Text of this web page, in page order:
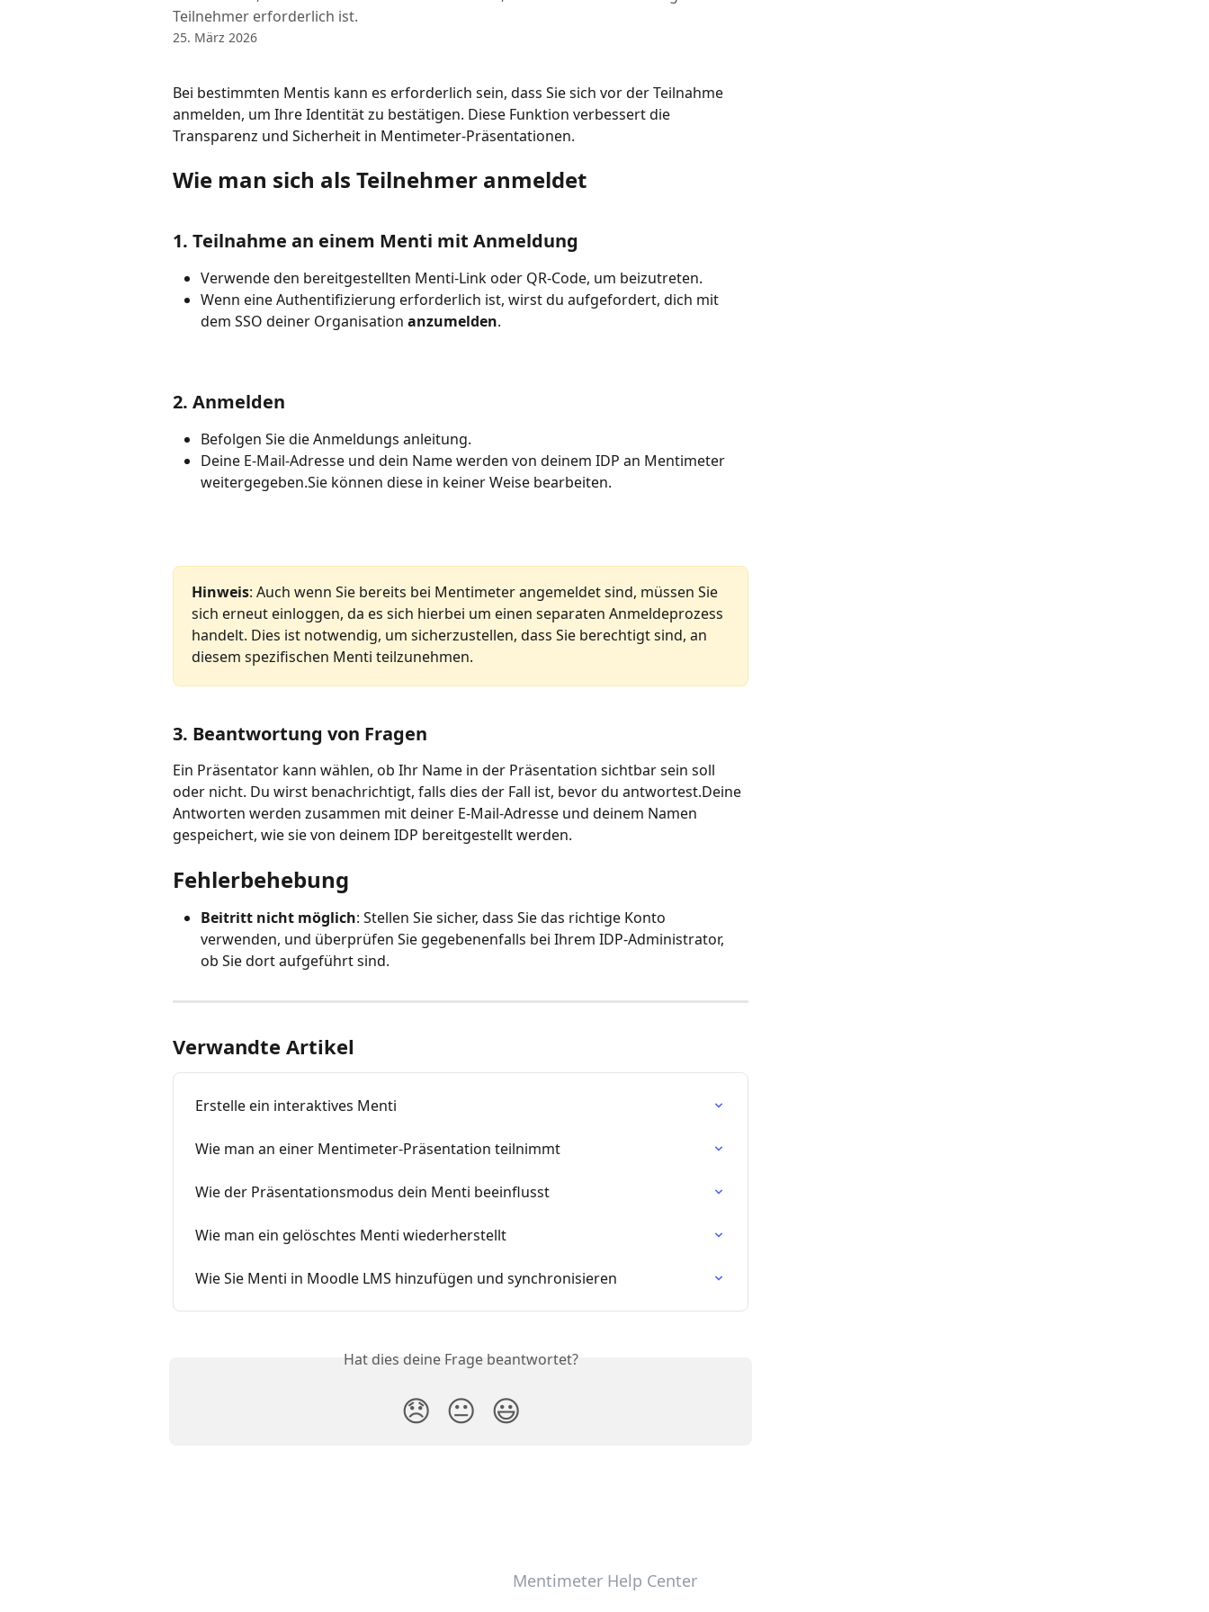
Teilnehmer erforderlich ist.
25. März 2026
Bei bestimmten Mentis kann es erforderlich sein, dass Sie sich vor der Teilnahme
anmelden, um Ihre Identität zu bestätigen. Diese Funktion verbessert die
Transparenz und Sicherheit in Mentimeter-Präsentationen.
Wie man sich als Teilnehmer anmeldet
1. Teilnahme an einem Menti mit Anmeldung
Verwende den bereitgestellten Menti-Link oder QR-Code, um beizutreten.
Wenn eine Authentifizierung erforderlich ist, wirst du aufgefordert, dich mit
dem SSO deiner Organisation anzumelden.
2. Anmelden
Befolgen Sie die Anmeldungs anleitung.
Deine E-Mail-Adresse und dein Name werden von deinem IDP an Mentimeter
weitergegeben.Sie können diese in keiner Weise bearbeiten.
Hinweis: Auch wenn Sie bereits bei Mentimeter angemeldet sind, müssen Sie
sich erneut einloggen, da es sich hierbei um einen separaten Anmeldeprozess
handelt. Dies ist notwendig, um sicherzustellen, dass Sie berechtigt sind, an
diesem spezifischen Menti teilzunehmen.
3. Beantwortung von Fragen
Ein Präsentator kann wählen, ob Ihr Name in der Präsentation sichtbar sein soll
oder nicht. Du wirst benachrichtigt, falls dies der Fall ist, bevor du antwortest.Deine
Antworten werden zusammen mit deiner E-Mail-Adresse und deinem Namen
gespeichert, wie sie von deinem IDP bereitgestellt werden.
Fehlerbehebung
Beitritt nicht möglich: Stellen Sie sicher, dass Sie das richtige Konto
verwenden, und überprüfen Sie gegebenenfalls bei Ihrem IDP-Administrator,
ob Sie dort aufgeführt sind.
Verwandte Artikel
Erstelle ein interaktives Menti
Wie man an einer Mentimeter-Präsentation teilnimmt
Wie der Präsentationsmodus dein Menti beeinflusst
Wie man ein gelöschtes Menti wiederherstellt
Wie Sie Menti in Moodle LMS hinzufügen und synchronisieren
Hat dies deine Frage beantwortet?
😞 😐 😃
Mentimeter Help Center